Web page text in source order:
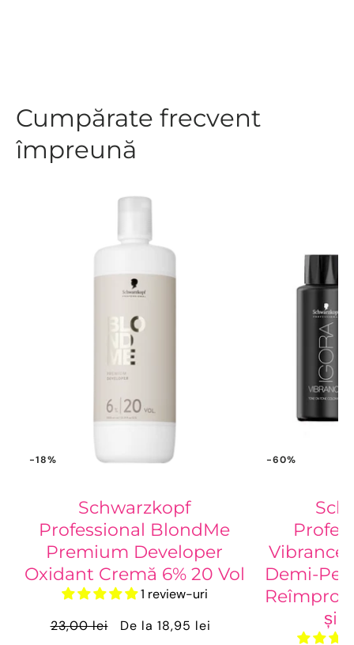
Cumpărate frecvent
împreună
-18%
Schwarzkopf
Professional BlondMe
Premium Developer
Oxidant Cremă 6% 20 Vol
1 review-uri
23,00 lei
De la 18,95 lei
-60%
Vibrance
Demi-
și